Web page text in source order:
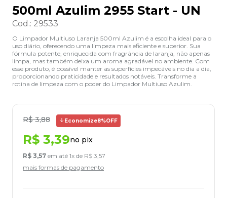
500ml Azulim 2955 Start - UN
Cod.: 29533
O Limpador Multiuso Laranja 500ml Azulim é a escolha ideal para o
uso diário, oferecendo uma limpeza mais eficiente e superior. Sua
fórmula potente, enriquecida com fragrância de laranja, não apenas
limpa, mas também deixa um aroma agradável no ambiente. Com
esse produto, é possível manter as superfícies impecáveis no dia a dia,
proporcionando praticidade e resultados notáveis. Transforme a
rotina de limpeza com o poder do Limpador Multiuso Azulim.
R$ 3,88 Economize8%OFF
R$ 3,39no pix
R$ 3,57 em até 1x de R$ 3,57
mais formas de pagamento